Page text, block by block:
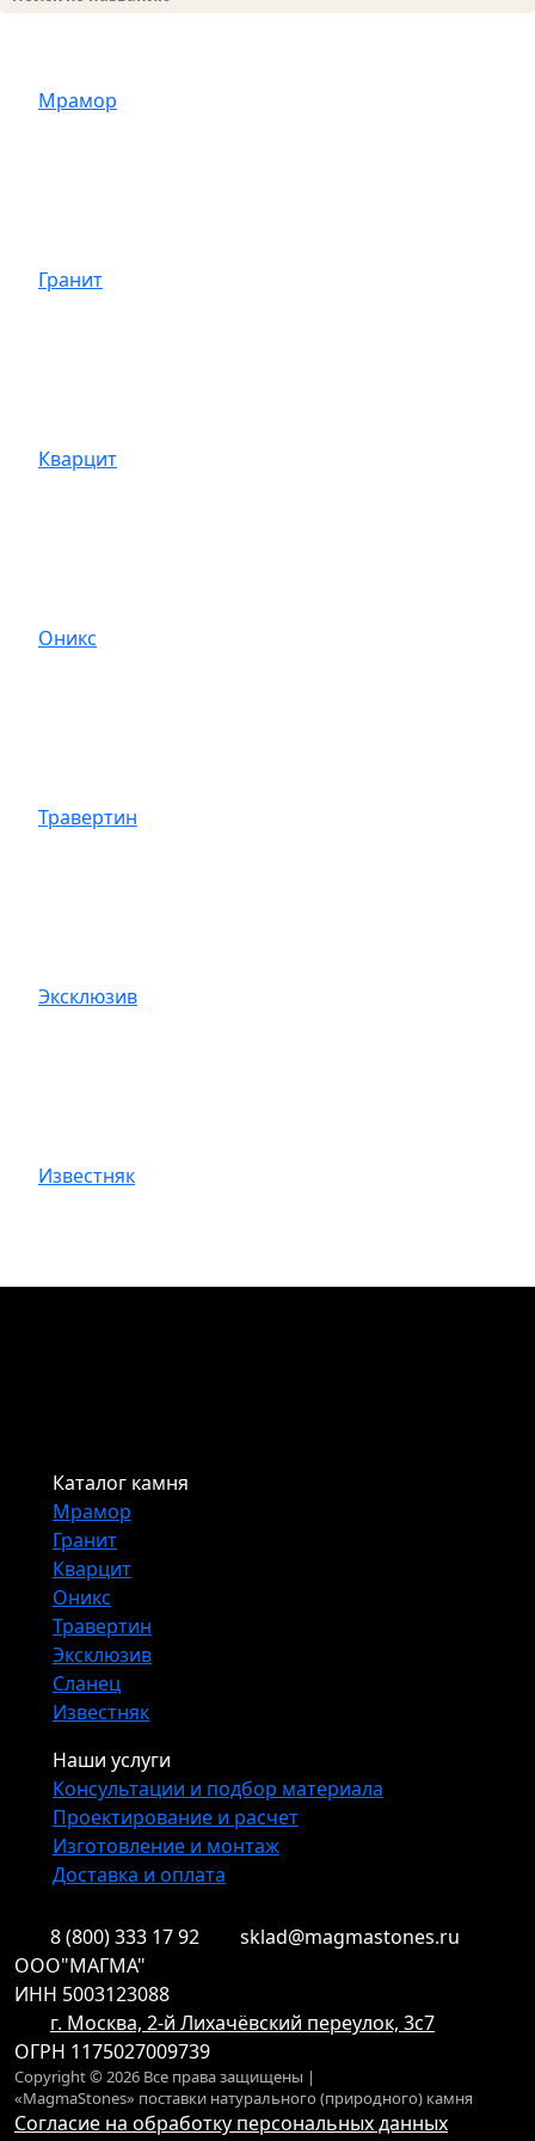
Мрамор
Гранит
Кварцит
Оникс
Травертин
Эксклюзив
Известняк
Каталог камня
Мрамор
Гранит
Кварцит
Оникс
Травертин
Эксклюзив
Сланец
Известняк
Наши услуги
Консультации и подбор материала
Проектирование и расчет
Изготовление и монтаж
Доставка и оплата
8 (800) 333 17 92
sklad@magmastones.ru
ООО"МАГМА"
ИНН 5003123088
г. Москва, 2-й Лихачёвский переулок, 3с7
ОГРН 1175027009739
Copyright © 2026 Все права защищены |
«MagmaStones» поставки натурального (природного) камня
Согласие на обработку персональных данных